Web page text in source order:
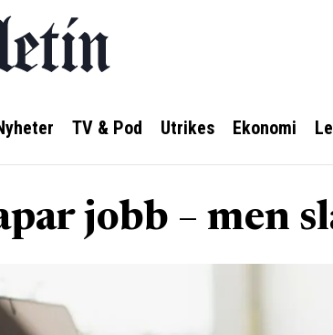
TV & Pod Utrikes Ekonomi
jobb – men